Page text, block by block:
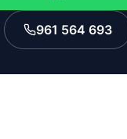
961 564 693